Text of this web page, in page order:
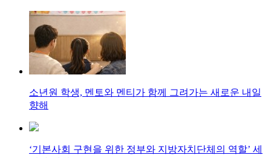
소년원 학생, 멘토와 멘티가 함께 그려가는 새로운 내일
향해
‘기본사회 구현을 위한 정부와 지방자치단체의 역할’ 세